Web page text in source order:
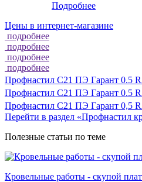
Подробнее
Цены в интернет-магазине
подробнее
подробнее
подробнее
подробнее
Профнастил С21 ПЭ Гарант 0.5
Профнастил С21 ПЭ Гарант 0.5
Профнастил С21 ПЭ Гарант 0,5
Перейти в раздел «Профнастил
Полезные статьи по теме
Кровельные работы - скупой